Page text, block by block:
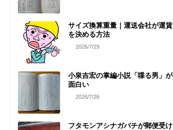
サイズ換算重量｜運送会社が運賃
を決める方法
2026/7/29
小泉吉宏の掌編小説「喋る男」が
面白い
2026/7/26
フタモンアシナガバチが郵便受け